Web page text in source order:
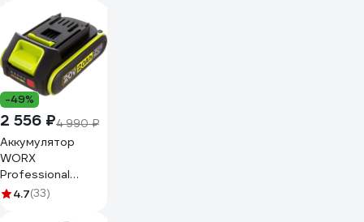
-49%
2 556 ₽4 990 ₽
Аккумулятор
WORX
Professional
WA3023
4.7(33)